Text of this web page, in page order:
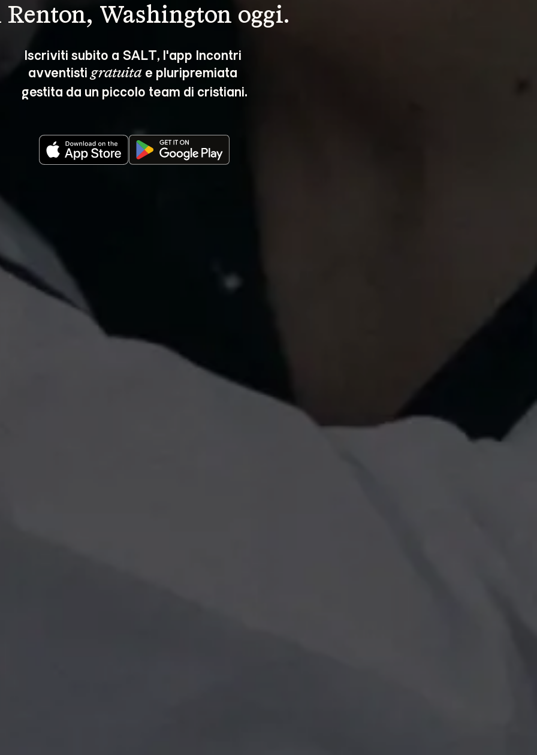
Washington oggi.
Iscriviti subito a SALT, l'app Incontri
avventisti gratuita e pluripremiata
gestita da un piccolo team di cristiani.